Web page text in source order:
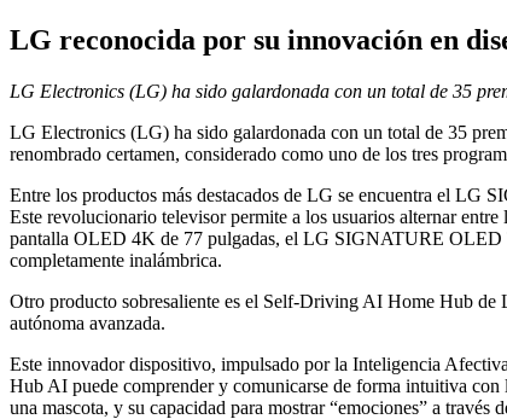
LG reconocida por su innovación en
LG Electronics (LG) ha sido galardonada con un total de 35
LG Electronics (LG) ha sido galardonada con un total de 35
renombrado certamen, considerado como uno de los tres
Entre los productos más destacados de LG se encuentra el LG
Este revolucionario televisor permite a los usuarios alternar
pantalla OLED 4K de 77 pulgadas, el LG SIGNATURE OLED
completamente inalámbrica.
Otro producto sobresaliente es el Self-Driving AI Home Hub
autónoma avanzada.
Este innovador dispositivo, impulsado por la Inteligencia
Hub AI puede comprender y comunicarse de forma intuitiva
una mascota, y su capacidad para mostrar “emociones” a través